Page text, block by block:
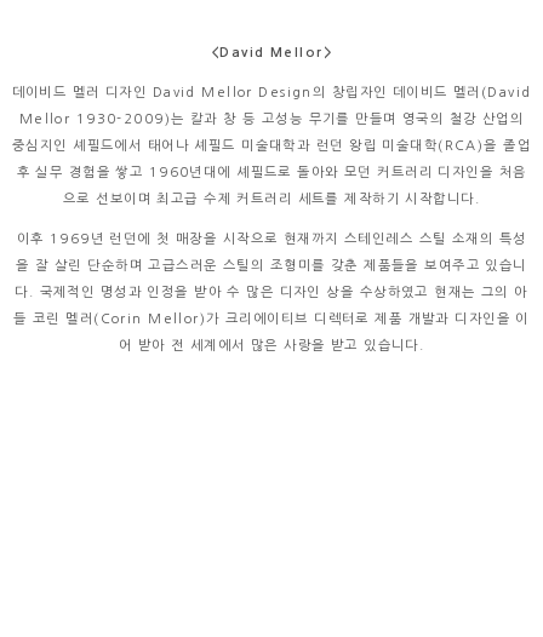
<David Mellor>
데이비드 멜러 디자인 David Mellor Design의 창립자인 데이비드 멜러(David
Mellor 1930-2009)는 칼과 창 등 고성능 무기를 만들며 영국의 철강 산업의
중심지인 셰필드에서 태어나 셰필드 미술대학과 런던 왕립 미술대학(RCA)을 졸업
후 실무 경험을 쌓고 1960년대에 셰필드로 돌아와 모던 커트러리 디자인을 처음
으로 선보이며 최고급 수제 커트러리 세트를 제작하기 시작합니다.
이후 1969년 런던에 첫 매장을 시작으로 현재까지 스테인레스 스틸 소재의 특성
을 잘 살린 단순하며 고급스러운 스틸의 조형미를 갖춘 제품들을 보여주고 있습니
다. 국제적인 명성과 인정을 받아 수 많은 디자인 상을 수상하였고 현재는 그의 아
들 코린 멜러(Corin Mellor)가 크리에이티브 디렉터로 제품 개발과 디자인을 이
어 받아 전 세계에서 많은 사랑을 받고 있습니다.